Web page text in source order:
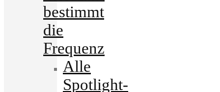
bestimmt
die
Frequenz
Alle
Spotlight-